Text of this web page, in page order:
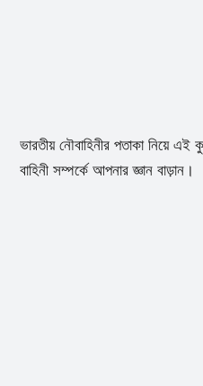
ভারতীয় নৌবাহিনীর পতাকা নিয়ে
বাহিনী সম্পর্কে আপনার জ্ঞান বাড়ান।